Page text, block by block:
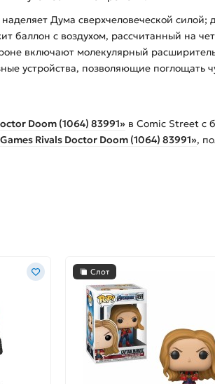
Дума сверхчеловеческой силой;
баллон с воздухом, рассчитанный на
включают молекулярный
устройства, позволяющие поглощать
Doom (1064) 83991» в Comic Street с
Rivals Doctor Doom (1064) 83991»,
Слот